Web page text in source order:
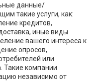
данные/
такие услуги, как:
кредитов,
иные виды
вашего интереса к
опросов,
или
Такие компании
независимо от